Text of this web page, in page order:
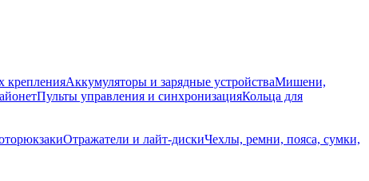
крепленияАккумуляторы и зарядные устройстваМишени,
Пульты управления и синхронизацияКольца для
Отражатели и лайт-дискиЧехлы, ремни, пояса, сумки,